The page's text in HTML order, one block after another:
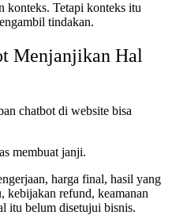
konteks. Tetapi konteks itu
tindakan.
Menjanjikan Hal
chatbot di website bisa
membuat janji.
harga final, hasil yang
kebijakan refund, keamanan
itu belum disetujui bisnis.